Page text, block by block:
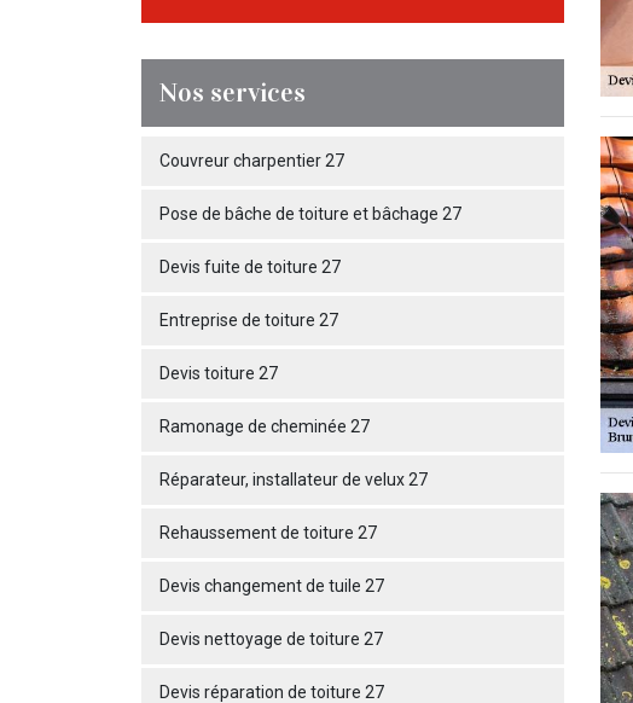
Nos services
Couvreur charpentier 27
Pose de bâche de toiture et bâchage 27
Devis fuite de toiture 27
Entreprise de toiture 27
Devis toiture 27
Ramonage de cheminée 27
Réparateur, installateur de velux 27
Rehaussement de toiture 27
Devis changement de tuile 27
Devis nettoyage de toiture 27
Devis réparation de toiture 27